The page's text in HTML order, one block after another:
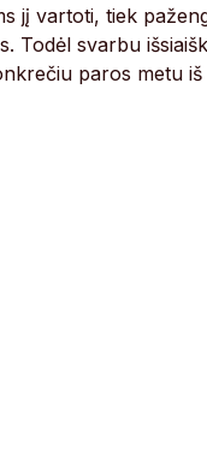
jį vartoti, tiek
Todėl svarbu
paros metu